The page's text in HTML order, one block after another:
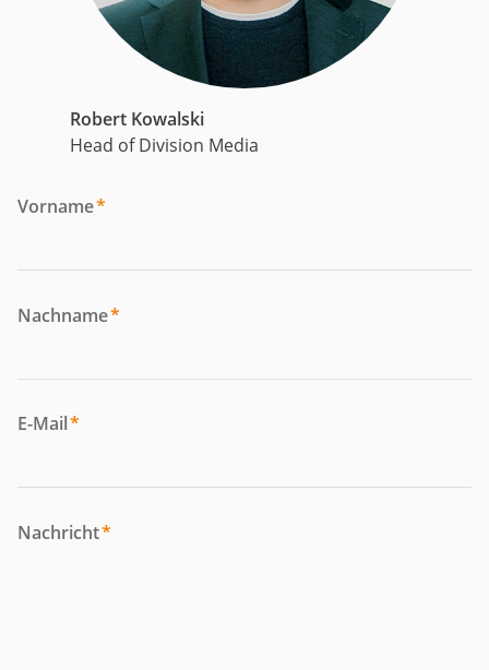
Robert Kowalski
Head of Division Media
Vorname*
Nachname*
E-Mail*
Nachricht*